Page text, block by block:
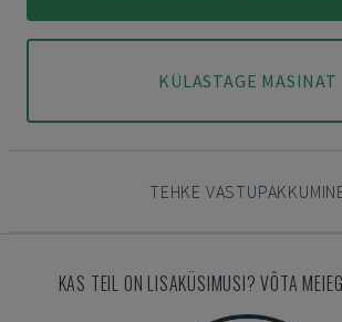
KÜLASTAGE MASINAT
TEHKE
KAS TEIL ON LISAKÜSIMUSI? VÕTA